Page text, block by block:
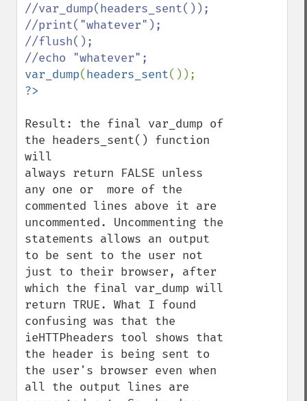
//var_dump(headers_sent());
//print("whatever");
//flush();
var_dump(headers_sent
Result: the final var_dump of
the headers_sent() function
will
always return FALSE unless
any one or  more of the
commented lines above it are
uncommented. Uncommenting the
statements allows an output
to be sent to the user not
just to their browser, after
which the final var_dump will
return TRUE. What I found
confusing was that the
ieHTTPheaders tool shows that
the header is being sent to
the user's browser even when
all the output lines are